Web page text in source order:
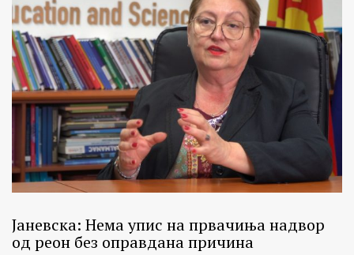
Јаневска: Нема упис на првачиња надвор
од реон без оправдана причина